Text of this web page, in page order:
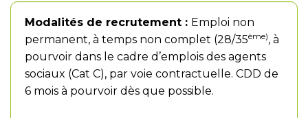
Modalités de recrutement : Emploi non
permanent, à temps non complet (28/35ème), à
pourvoir dans le cadre d’emplois des agents
sociaux (Cat C), par voie contractuelle. CDD de
6 mois à pourvoir dès que possible.